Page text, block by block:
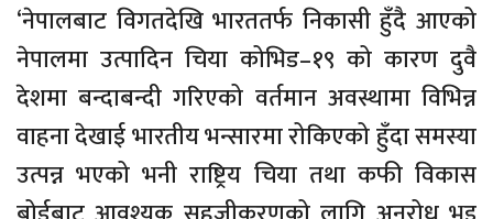
‘नेपालबाट विगतदेखि भारततर्फ निकासी हुँदै आएको
नेपालमा उत्पादिन चिया कोभिड–१९ को कारण दुवै
देशमा बन्दाबन्दी गरिएको वर्तमान अवस्थामा विभिन्न
वाहना देखाई भारतीय भन्सारमा रोकिएको हुँदा समस्या
उत्पन्न भएको भनी राष्ट्रिय चिया तथा कफी विकास